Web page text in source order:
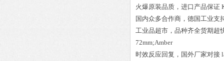
火爆原装品质，进口产品保证
国内众多合作商，德国工业支
工业品超市，品种齐全货期超
72mm;Amber
时效反应回复，国外厂家对接